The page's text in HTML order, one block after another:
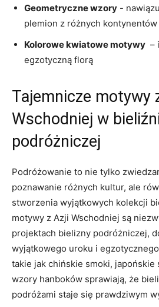
Geometryczne wzory ⁤-
plemion z różnych kontynentów
Kolorowe kwiatowe motywy
egzotyczną florą
Tajemnicze motywy
Wschodniej w
podróżniczej
Podróżowanie to nie⁣ tylko
poznawanie różnych kultur, ale
stworzenia‌ wyjątkowych ​kolekcji
motywy z ⁢Azji Wschodniej są
projektach bielizny podróżniczej,
wyjątkowego uroku i
takie jak chińskie smoki, japońskie
wzory ‌hanboków sprawiają, że
podróżami staje się prawdziwym